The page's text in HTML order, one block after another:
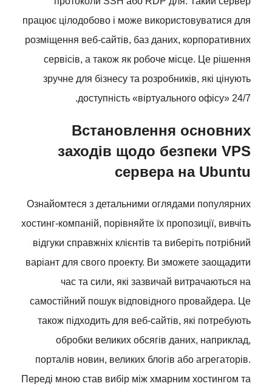
працює цілодобово і може використовуватися для
розміщення веб-сайтів, баз даних, корпоративних
сервісів, а також як робоче місце. Це рішення
зручне для бізнесу та розробників, які цінують
доступність «віртуального офісу» 24/7.
Встановлення основних
заходів щодо безпеки VPS
сервера на Ubuntu
Ознайомтеся з детальними оглядами популярних
хостинг-компаній, порівняйте їх пропозиції, вивчіть
відгуки справжніх клієнтів та виберіть потрібний
варіант для свого проекту. Ви зможете заощадити
час та сили, які зазвичай витрачаються на
самостійний пошук відповідного провайдера. Це
також підходить для веб-сайтів, які потребують
обробки великих обсягів даних, наприклад,
порталів новин, великих блогів або агрегаторів.
Переді мною став вибір між хмарним хостингом та